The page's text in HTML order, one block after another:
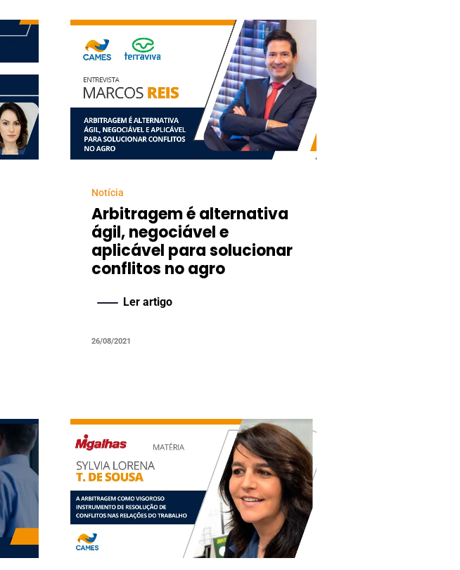
Notícia
Arbitragem é alternativa
ágil, negociável e
aplicável para solucionar
conflitos no agro
Ler artigo
26/08/2021